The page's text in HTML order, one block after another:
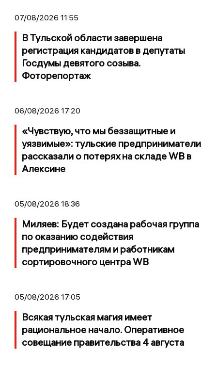
07/08/2026 11:55
В Тульской области завершена
регистрация кандидатов в депутаты
Госдумы девятого созыва.
Фоторепортаж
06/08/2026 17:20
«Чувствую, что мы беззащитные и
уязвимые»: тульские предприниматели
рассказали о потерях на складе WB в
Алексине
05/08/2026 18:36
Миляев: Будет создана рабочая группа
по оказанию содействия
предпринимателям и работникам
сортировочного центра WB
05/08/2026 17:05
Всякая тульская магия имеет
рациональное начало. Оперативное
совещание правительства 4 августа